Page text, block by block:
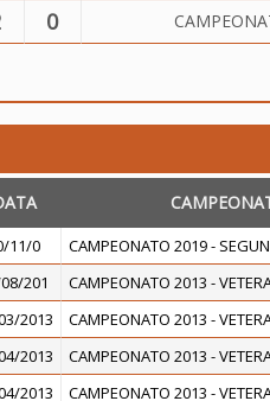
0
11/0
CAMPEONATO 2019 -
201
CAMPEONATO 2013 -
2013
CAMPEONATO 2013 -
2013
CAMPEONATO 2013 -
2013
CAMPEONATO 2013 -